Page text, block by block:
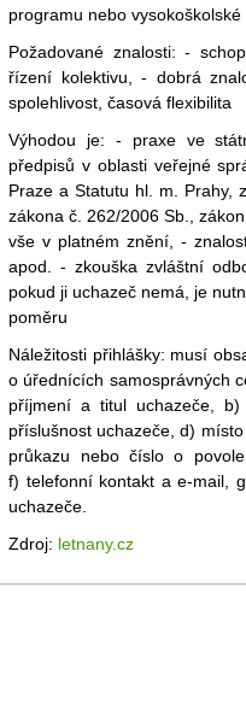
programu nebo
Požadované znalosti: -
řízení kolektivu, - dobrá
spolehlivost, časová flexibilita
Výhodou je: - praxe ve
předpisů v oblasti veřejné
Praze a Statutu hl. m. Prahy,
zákona č. 262/2006 Sb.,
vše v platném znění, -
apod. - zkouška zvláštní
pokud ji uchazeč nemá, je
poměru
Náležitosti přihlášky: musí
o úřednících samosprávných
příjmení a titul uchazeče,
příslušnost uchazeče, d)
průkazu nebo číslo o
f) telefonní kontakt a e-mail,
uchazeče.
Zdroj: letnany.cz